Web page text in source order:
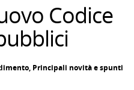
Codice
Principali novità e spunti